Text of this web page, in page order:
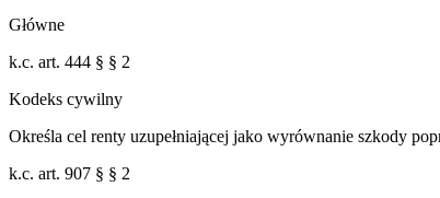
Główne
k.c. art. 444 § § 2
Kodeks cywilny
Określa cel renty uzupełniającej jako wyrównanie szkody
k.c. art. 907 § § 2